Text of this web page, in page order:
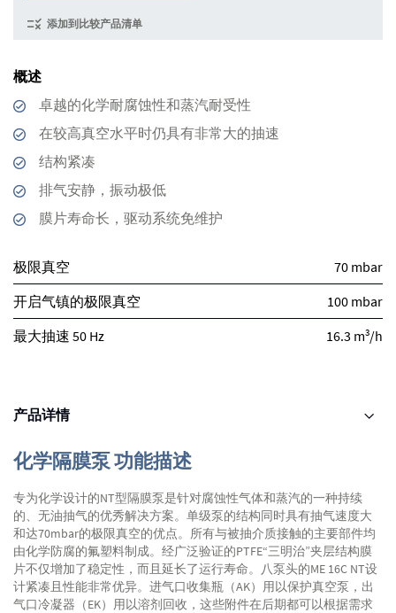
概述
卓越的化学耐腐蚀性和蒸汽耐受性
在较高真空水平时仍具有非常大的抽速
结构紧凑
排气安静，振动极低
膜片寿命长，驱动系统免维护
极限真空
70 mbar
开启气镇的极限真空
100 mbar
最大抽速 50 Hz
16.3 m3/h
添加到比较产品清单
产品详情
化学隔膜泵 功能描述
专为化学设计的NT型隔膜泵是针对腐蚀性气体和蒸汽的一种持续
的、无油抽气的优秀解决方案。单级泵的结构同时具有抽气速度大
和达70mbar的极限真空的优点。所有与被抽介质接触的主要部件均
由化学防腐的氟塑料制成。经广泛验证的PTFE“三明治”夹层结构膜
片不仅增加了稳定性，而且延长了运行寿命。八泵头的ME 16C NT设
计紧凑且性能非常优异。进气口收集瓶（AK）用以保护真空泵，出
气口冷凝器（EK）用以溶剂回收，这些附件在后期都可以根据需求